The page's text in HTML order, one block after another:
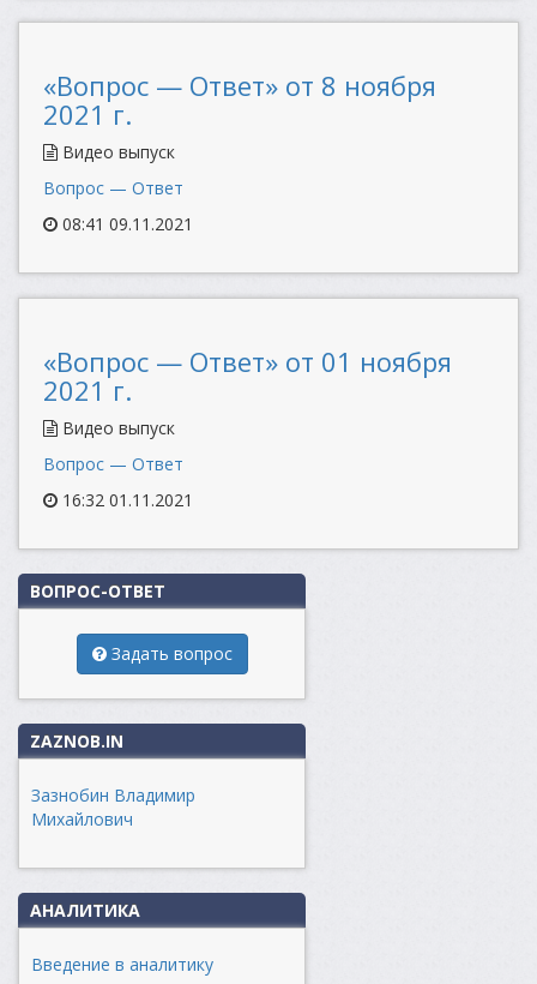
«Вопрос — Ответ» от 8 ноября
2021 г.
Видео выпуск
Вопрос — Ответ
08:41 09.11.2021
«Вопрос — Ответ» от 01 ноября
2021 г.
Видео выпуск
Вопрос — Ответ
16:32 01.11.2021
ВОПРОС-ОТВЕТ
Задать вопрос
ZAZNOB.IN
Зазнобин Владимир
Михайлович
АНАЛИТИКА
Введение в аналитику